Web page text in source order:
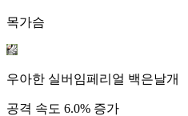
목가슴
우아한 실버임페리얼 백은날개
공격 속도 6.0% 증가